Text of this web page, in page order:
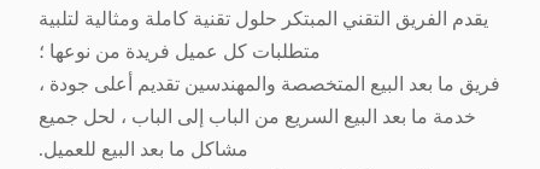
يقدم الفريق التقني المبتكر حلول تقنية كاملة ومثالية لتلبية
متطلبات كل عميل فريدة من نوعها ؛
فريق ما بعد البيع المتخصصة والمهندسين تقديم أعلى جودة ،
خدمة ما بعد البيع السريع من الباب إلى الباب ، لحل جميع
مشاكل ما بعد البيع للعميل.